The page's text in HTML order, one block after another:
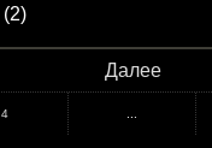
(2)
Далее
4